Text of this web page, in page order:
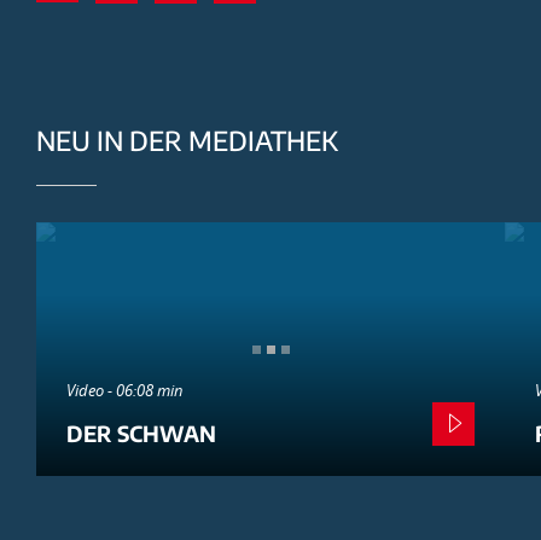
NEU IN DER MEDIATHEK
Video - 06:08 min
DER SCHWAN